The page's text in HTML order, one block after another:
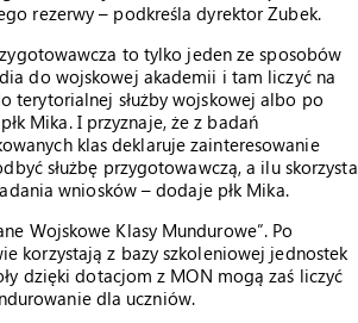
rezerwy – podkreśla dyrektor Zubek.
to tylko jeden ze sposobów
do wojskowej akademii i tam liczyć na
terytorialnej służby wojskowej albo po
Mika. I przyznaje, że z badań
klas deklaruje zainteresowanie
służbę przygotowawczą, a ilu skorzysta
wniosków – dodaje płk Mika.
Wojskowe Klasy Mundurowe”. Po
korzystają z bazy szkoleniowej jednostek
dzięki dotacjom z MON mogą zaś liczyć
dla uczniów.